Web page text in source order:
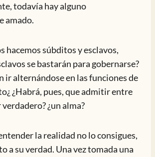
todavía hay alguno
amado.
hacemos súbditos y esclavos,
se bastarán para gobernarse?
ir alternándose en las funciones de
¿Habrá, pues, que admitir entre
¿un alma?
la realidad no lo consigues,
a su verdad. Una vez tomada una